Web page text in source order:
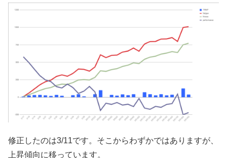
修正したのは3/11です。そこからわずかではありますが、
上昇傾向に移っています。